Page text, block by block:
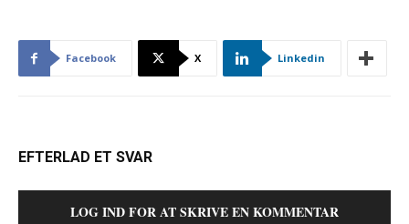
Facebook X Linkedin
EFTERLAD ET SVAR
LOG IND FOR AT SKRIVE EN KOMMENTAR